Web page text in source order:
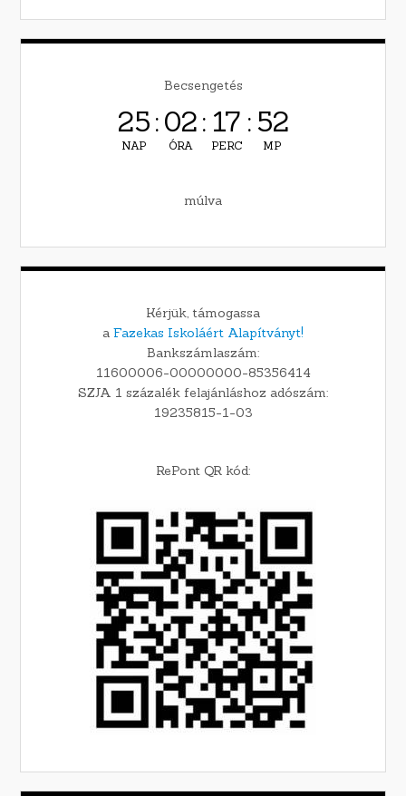
Becsengetés
25
NAP
:02
ÓRA
: 17
PERC
: 51
MP
múlva
Kérjük, támogassa
a Fazekas Iskoláért Alapítványt!
Bankszámlaszám:
11600006-00000000-85356414
SZJA 1 százalék felajánláshoz adószám:
19235815-1-03
RePont QR kód: